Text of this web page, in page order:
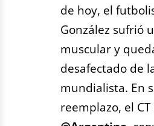
de hoy, el
González sufrió
muscular y
desafectado de
mundialista. En
reemplazo, el CT